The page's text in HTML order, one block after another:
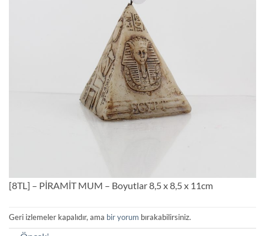
[8TL] – PİRAMİT MUM – Boyutlar 8,5 x 8,5 x 11cm
Geri izlemeler kapalıdır, ama bir yorum bırakabilirsiniz.